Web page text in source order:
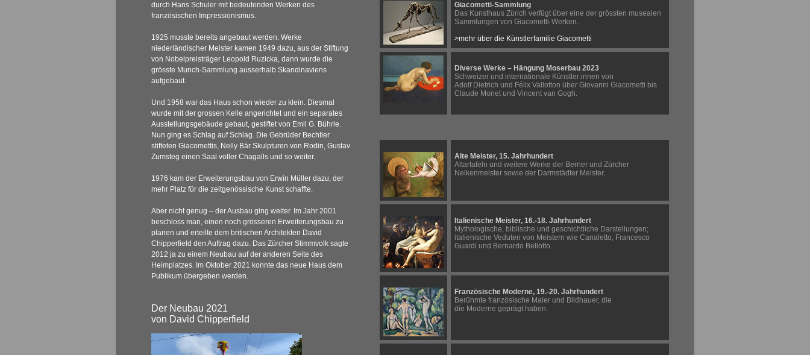
durch Hans Schuler mit bedeutenden Werken des
französischen Impressionismus.
1925 musste bereits angebaut werden. Werke
niederländischer Meister kamen 1949 dazu, aus der Stiftung
von Nobelpreisträger Leopold Ruzicka, dann wurde die
grösste Munch-Sammlung ausserhalb Skandinaviens
aufgebaut.
Und 1958 war das Haus schon wieder zu klein. Diesmal
wurde mit der grossen Kelle angerichtet und ein separates
Ausstellungsgebäude gebaut, gestiftet von Emil G. Bührle.
Nun ging es Schlag auf Schlag. Die Gebrüder Bechtler
stifteten Giacomettis, Nelly Bär Skulpturen von Rodin, Gustav
Zumsteg einen Saal voller Chagalls und so weiter.
1976 kam der Erweiterungsbau von Erwin Müller dazu, der
mehr Platz für die zeitgenössische Kunst schaffte.
Aber nicht genug – der Ausbau ging weiter. Im Jahr 2001
beschloss man, einen noch grösseren Erweiterungsbau zu
planen und erteilte dem britischen Architekten David
Chipperfield den Auftrag dazu. Das Zürcher Stimmvolk sagte
2012 ja zu einem Neubau auf der anderen Seite des
Heimplatzes. Im Oktober 2021 konnte das neue Haus dem
Publikum übergeben werden.
Der Neubau 2021
von David Chipperfield
Giacometti-Sammlung
Das Kunsthaus Zürich verfügt über eine der grössten musealen
Sammlungen von Giacometti-Werken.
>mehr über die Künstlerfamilie Giacometti
Diverse Werke – Hängung Moserbau 2023
Schweizer und internationale Künstler:innen von
Adolf Dietrich und Félix Vallotton über Giovanni Giacometti bis
Claude Monet und Vincent van Gogh.
Alte Meister, 15. Jahrhundert
Altartafeln und weitere Werke der Berner und Zürcher
Nelkenmeister sowie der Darmstädter Meister.
Italienische Meister, 16.-18. Jahrhundert
Mythologische, biblische und geschichtliche Darstellungen;
italienische Veduten von Meistern wie Canaletto, Francesco
Guardi und Bernardo Bellotto.
Französische Moderne, 19.-20. Jahrhundert
Berühmte französische Maler und Bildhauer, die
die Moderne geprägt haben.